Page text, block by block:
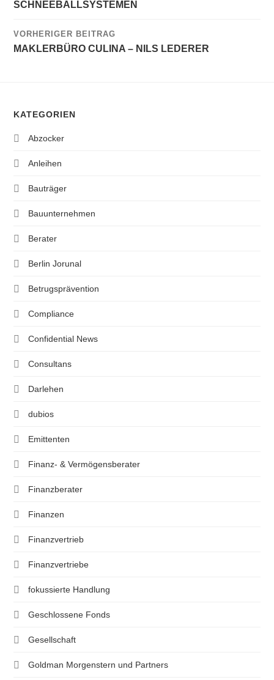
SCHNEEBALLSYSTEMEN
VORHERIGER BEITRAG
MAKLERBÜRO CULINA – NILS LEDERER
KATEGORIEN
Abzocker
Anleihen
Bauträger
Bauunternehmen
Berater
Berlin Jorunal
Betrugsprävention
Compliance
Confidential News
Consultans
Darlehen
dubios
Emittenten
Finanz- & Vermögensberater
Finanzberater
Finanzen
Finanzvertrieb
Finanzvertriebe
fokussierte Handlung
Geschlossene Fonds
Gesellschaft
Goldman Morgenstern und Partners